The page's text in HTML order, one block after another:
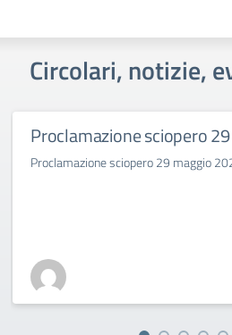
Circolari, notizie,
Proclamazione sciopero
Proclamazione sciopero 29 maggio